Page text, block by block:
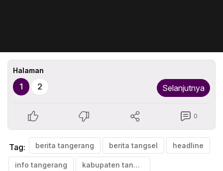
Halaman
1 2 Selanjutnya
0
Tag: berita tangerang berita tangsel headline
info tangerang kabupaten tangerang